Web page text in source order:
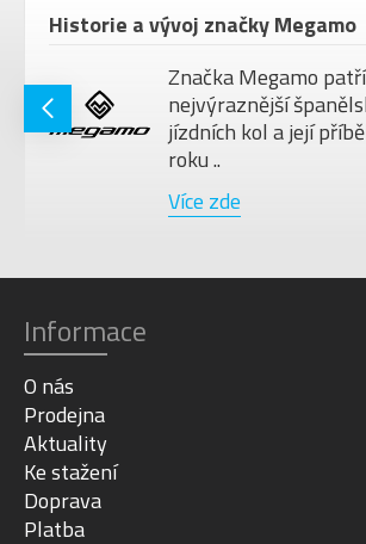
Historie a vývoj značky Megamo
Značka Megamo
nejvýraznější
jízdních kol a její
roku ..
Více zde
Informace
O nás
Prodejna
Aktuality
Ke stažení
Doprava
Platba